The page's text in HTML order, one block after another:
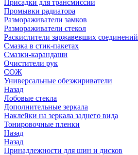
Присадки для трансмиссии
Промывки радиатора
Размораживатели замков
Размораживатели стекол
Раскислители заржавевших соединений
Смазка в стик-пакетах
Смазки-карандаши
Очистители рук
СОЖ
Универсальные обезжириватели
Назад
Лобовые стекла
Дополнительные зеркала
Наклейки на зеркала заднего вида
Тонировочные пленки
Назад
Назад
Принадлежности для шин и дисков